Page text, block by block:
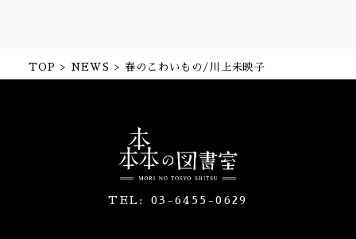
TOP NEWS 春のこわいもの/川上未映子
TEL: 03-6455-0629